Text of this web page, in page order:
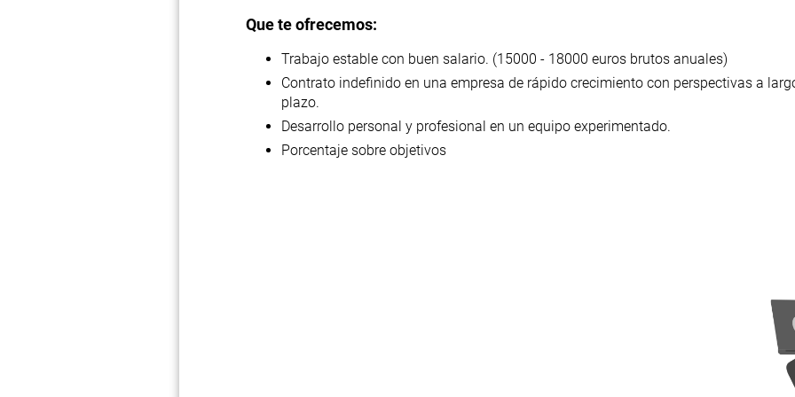
Que te ofrecemos:
Trabajo estable con buen salario. (15000 - 18000 euros brutos anuales)
Contrato indefinido en una empresa de rápido crecimiento con perspectivas a
plazo.
Desarrollo personal y profesional en un equipo experimentado.
Porcentaje sobre objetivos